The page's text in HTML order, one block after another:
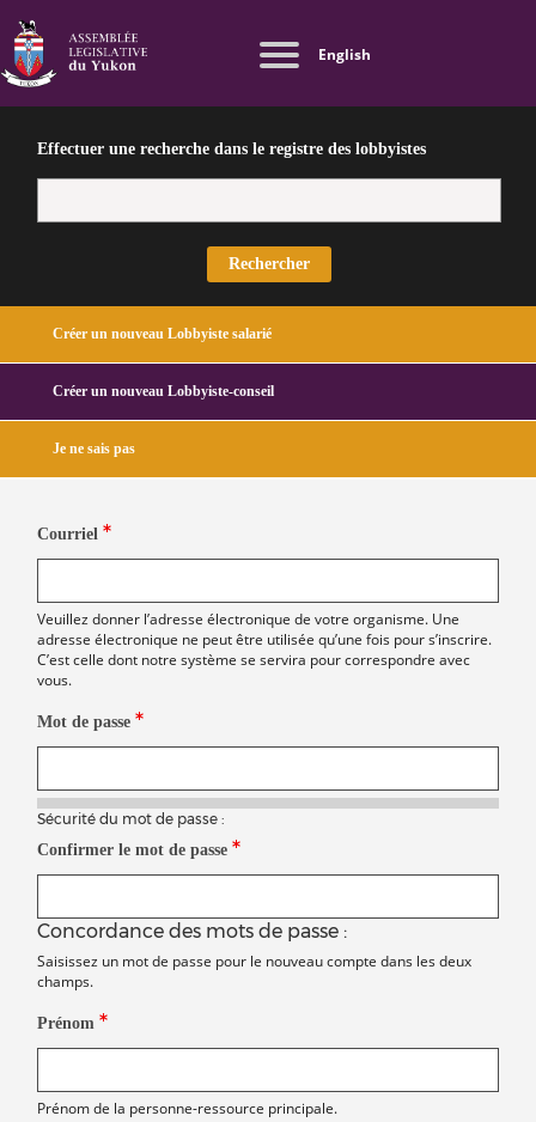
au
principal
à
version
simplifiée
du
compte
de
l'utilisateur
Lobbyistes
English
Effectuer une recherche dans le registre des lobbyistes
Rechercher
Onglets
principaux
Créer un nouveau Lobbyiste salarié
Créer un nouveau Lobbyiste-conseil
(onglet
actif)
Je ne sais pas
Courriel
Veuillez donner l’adresse électronique de votre organisme. Une
adresse électronique ne peut être utilisée qu’une fois pour s’inscrire.
C’est celle dont notre système se servira pour correspondre avec
vous.
Mot de passe
Sécurité du mot de passe :
Confirmer le mot de passe
Concordance des mots de passe :
Saisissez un mot de passe pour le nouveau compte dans les deux
champs.
Prénom
Prénom de la personne-ressource principale.